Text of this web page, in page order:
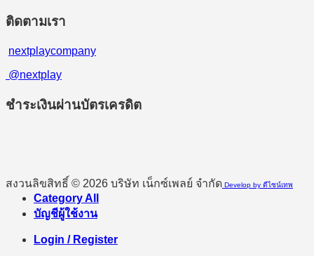
ติดตามเรา
nextplaycompany
@nextplay
ชำระเงินผ่านบัตรเครดิต
สงวนลิขสิทธิ์ © 2026 บริษัท เน็กซ์เพลย์ จำกัด Develop by ดีไซน์เทพ
Category All
บัญชีผู้ใช้งาน
Login / Register